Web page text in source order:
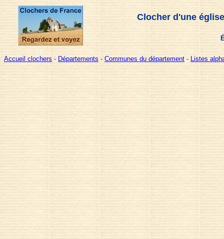
Clocher d'une
Accueil clochers - Départements - Communes du département - Listes